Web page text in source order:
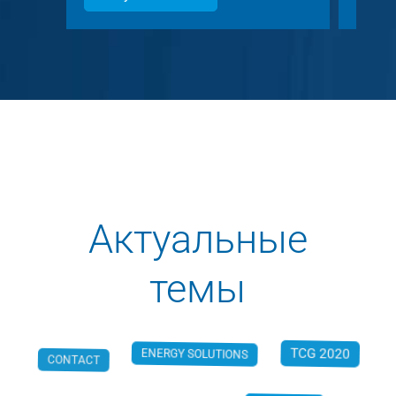
Актуальные
темы
CONTACT ENERGY SOLUTIONS
TCG 2020